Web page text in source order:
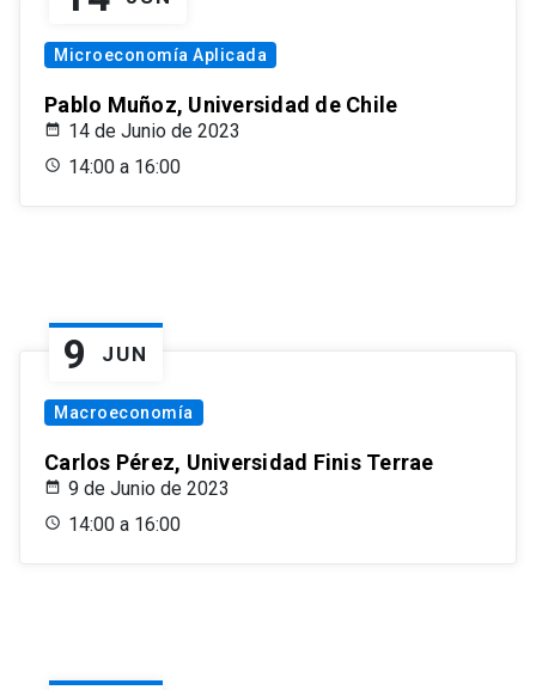
Microeconomía Aplicada
Pablo Muñoz, Universidad de Chile
14 de Junio de 2023
14:00 a 16:00
9 JUN
Macroeconomía
Carlos Pérez, Universidad Finis Terrae
9 de Junio de 2023
14:00 a 16:00